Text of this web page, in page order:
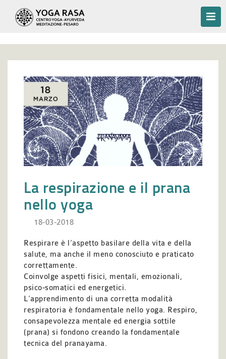
La respirazione e il prana
nello yoga
18-03-2018
Respirare è l’aspetto basilare della vita e della
salute, ma anche il meno conosciuto e praticato
correttamente.
Coinvolge aspetti fisici, mentali, emozionali,
psico-somatici ed energetici.
L’apprendimento di una corretta modalità
respiratoria è fondamentale nello yoga. Respiro,
consapevolezza mentale ed energia sottile
(prana) si fondono creando la fondamentale
tecnica del pranayama.